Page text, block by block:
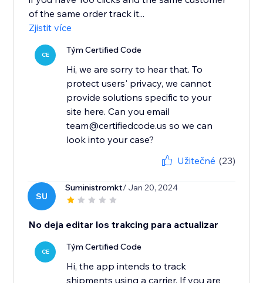
of the same order track it...
Zjistit více
CE Tým Certified Code
Hi, we are sorry to hear that. To
protect users' privacy, we cannot
provide solutions specific to your
site here. Can you email
team@certifiedcode.us so we can
look into your case?
Užitečné (23)
SU
Suministromkt/ Jan 20, 2024
No deja editar los trakcing para actualizar
CE Tým Certified Code
Hi, the app intends to track
shipments using a carrier. If you are